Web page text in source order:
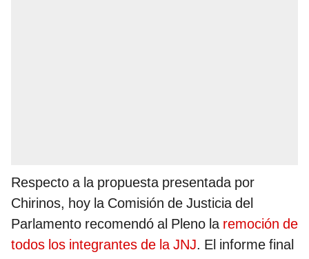
Respecto a la propuesta presentada por
Chirinos, hoy la Comisión de Justicia del
Parlamento recomendó al Pleno la remoción de
todos los integrantes de la JNJ. El informe final